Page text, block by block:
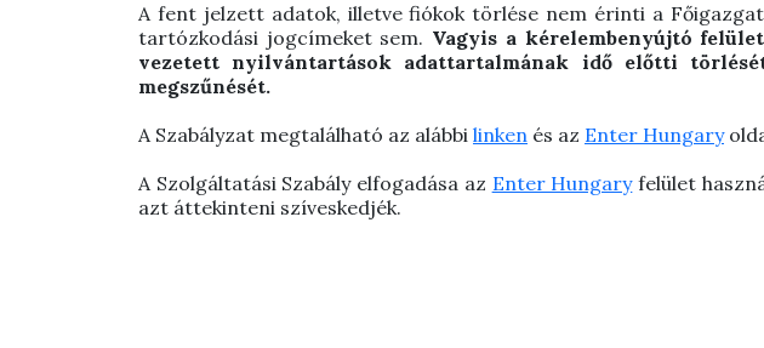
A fent jelzett adatok, illetve fiókok törlése nem érinti a
tartózkodási jogcímeket sem. Vagyis a kérelembenyújtó
vezetett nyilvántartások adattartalmának idő előtti
megszűnését.
A Szabályzat megtalálható az alábbi linken és az Enter Hungary
A Szolgáltatási Szabály elfogadása az Enter Hungaryfelület
azt áttekinteni szíveskedjék.